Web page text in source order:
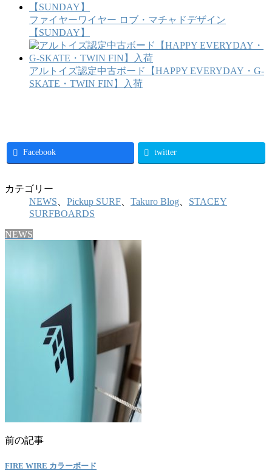
ファイヤーワイヤー ロブ・マチャドデザイン
【SUNDAY】
アルトイズ認定中古ボード【HAPPY EVERYDAY・G-
SKATE・TWIN FIN】入荷
Facebook twitter
カテゴリー
NEWS
Pickup SURF Takuro Blog
STACEY
SURFBOARDS
NEWS
前の記事
FIRE WIRE カラーボード